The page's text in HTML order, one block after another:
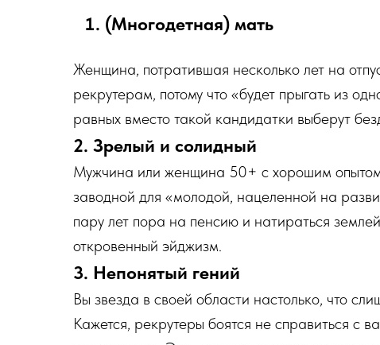
(Многодетная) мать
Женщина, потратившая несколько лет на
рекрутерам, потому что «будет прыгать из
равных вместо такой кандидатки выберут
2. Зрелый и солидный
Мужчина или женщина 50+ с хорошим
заводной для «молодой, нацеленной на
пару лет пора на пенсию и натираться
откровенный эйджизм.
3. Непонятый гений
Вы звезда в своей области настолько, что
Кажется, рекрутеры боятся не справиться с